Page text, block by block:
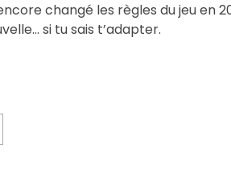
changé les règles du jeu en
si tu sais t’adapter.